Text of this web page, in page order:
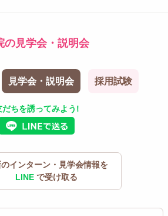
の見学会・説明会
見学会・説明会 採用試験
だちを誘ってみよう!
インターン・見学会情報を
LINE で受け取る